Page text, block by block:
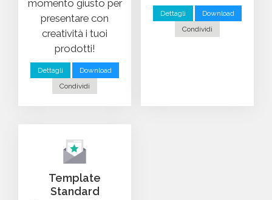
momento giusto per
presentare con
creatività i tuoi
prodotti!
Dettagli
Download
Condividi
Dettagli
Download
Condividi
Template
Standard